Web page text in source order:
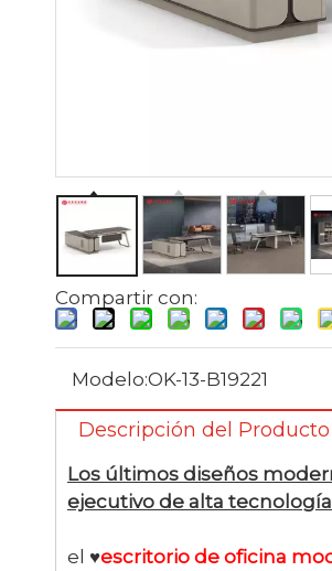
Compartir con:
Modelo:OK-13-B19221
Descripción del Producto
Los últimos diseños
ejecutivo de alta
el ♥escritorio de oficina